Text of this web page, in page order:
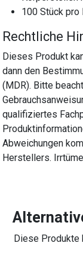
100 Stück pro
Rechtliche
Dieses Produkt
dann den
(MDR). Bitte
qualifiziertes
Abweichungen
Herstellers.
Diese Produkte